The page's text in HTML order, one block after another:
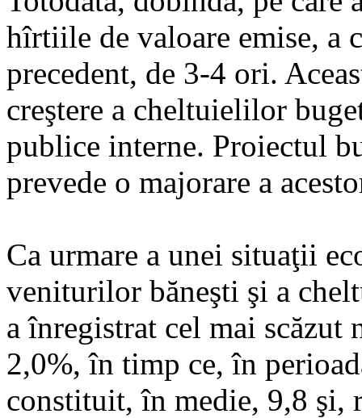
hîrtiile de valoare emise, a
precedent, de 3-4 ori.
creştere a cheltuielilor
publice interne. Proiectul
prevede o majorare a
Ca urmare a unei situaţii
veniturilor băneşti şi a
a înregistrat cel mai
2,0%, în timp ce, în
constituit, în medie, 9,8 şi,